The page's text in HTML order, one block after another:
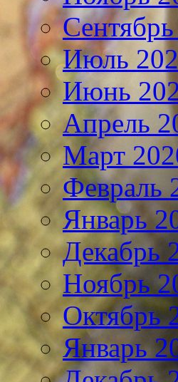
Июль
Июнь
Апрель
Март
Февраль
Январь
Декабрь
Ноябрь
Октябрь
Январь